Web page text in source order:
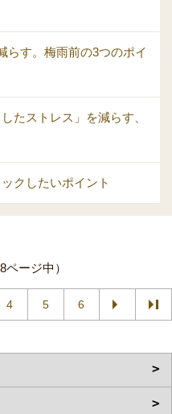
らす。梅雨前の3つのポイ
たストレス」を減らす、
クしたいポイント
ージ中）
4 5 6